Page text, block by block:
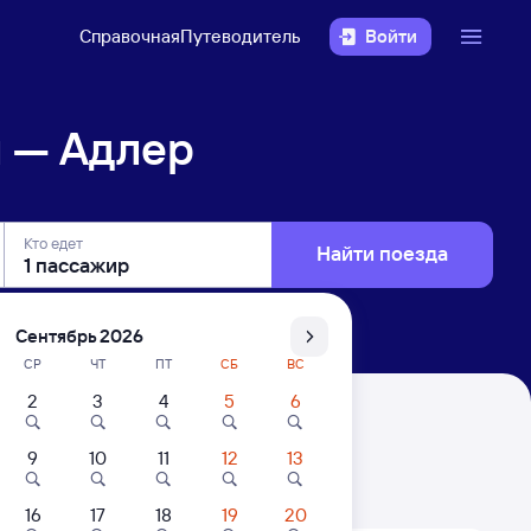
СправочнаяПутеводитель Войти
— Адлер
Кто едет Найти поезда
Цены за 1 пассажира
Сентябрь 2026
СР ЧТ ПТ СБ ВС
2 3 4 5 6
9 10 11 12 13
16 17 18 19 20